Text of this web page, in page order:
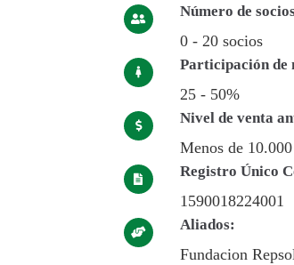
Número de
0 - 20 socios
Participación de
25 - 50%
Nivel de venta
Menos de
Registro Único
1590018224001
Aliados:
Fundacion